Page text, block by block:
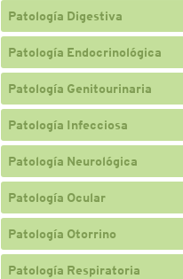
Patología Digestiva
Patología Endocrinológica
Patología Genitourinaria
Patología Infecciosa
Patología Neurológica
Patología Ocular
Patología Otorrino
Patología Respiratoria